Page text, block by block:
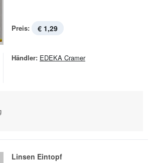
Preis: € 1,29
Händler: EDEKA Cramer
Linsen Eintopf